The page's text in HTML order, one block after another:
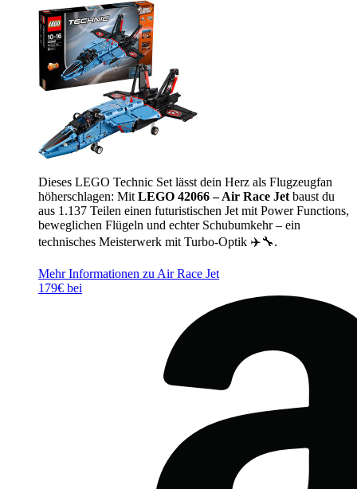
Dieses LEGO Technic Set lässt dein Herz als Flugzeugfan
höherschlagen: Mit LEGO 42066 – Air Race Jet baust du
aus 1.137 Teilen einen futuristischen Jet mit Power Functions,
beweglichen Flügeln und echter Schubumkehr – ein
technisches Meisterwerk mit Turbo-Optik ✈️🔧.
Mehr Informationen zu Air Race Jet
179€ bei